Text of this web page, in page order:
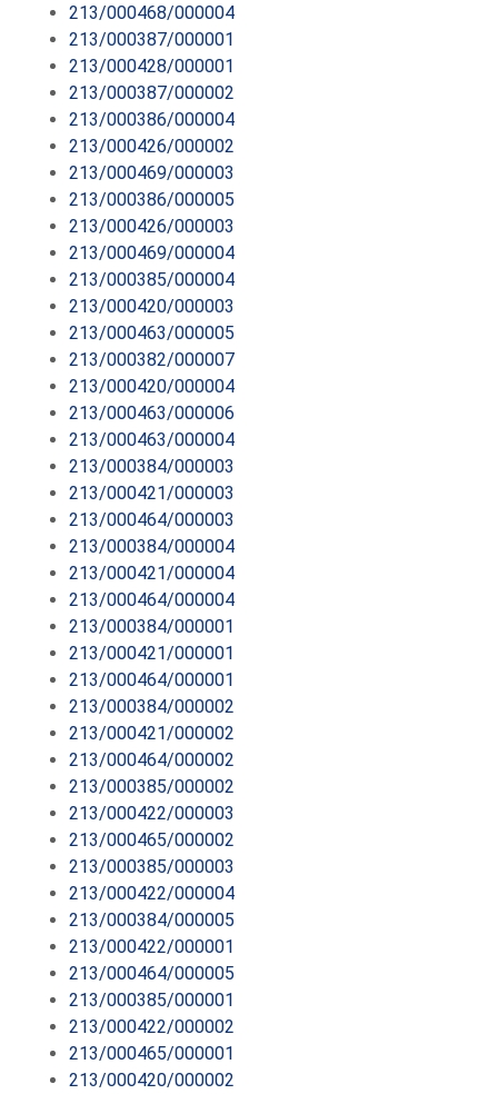
213/000468/000004
213/000387/000001
213/000428/000001
213/000387/000002
213/000386/000004
213/000426/000002
213/000469/000003
213/000386/000005
213/000426/000003
213/000469/000004
213/000385/000004
213/000420/000003
213/000463/000005
213/000382/000007
213/000420/000004
213/000463/000006
213/000463/000004
213/000384/000003
213/000421/000003
213/000464/000003
213/000384/000004
213/000421/000004
213/000464/000004
213/000384/000001
213/000421/000001
213/000464/000001
213/000384/000002
213/000421/000002
213/000464/000002
213/000385/000002
213/000422/000003
213/000465/000002
213/000385/000003
213/000422/000004
213/000384/000005
213/000422/000001
213/000464/000005
213/000385/000001
213/000422/000002
213/000465/000001
213/000420/000002